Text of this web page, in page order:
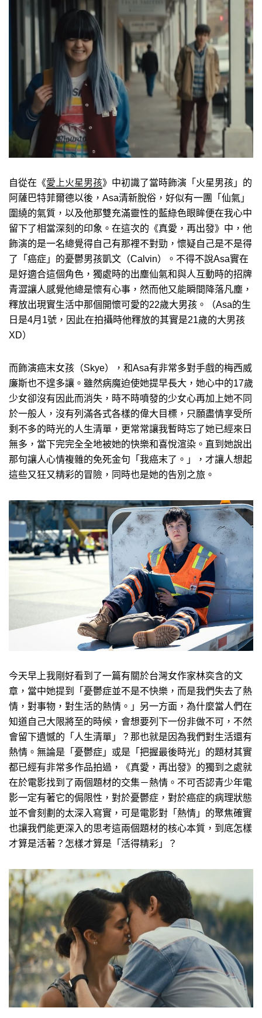
自從在《愛上火星男孩》中初識了當時飾演「火星男孩」的
阿薩巴特菲爾德以後，Asa清新脫俗，好似有一團「仙氣」
圍繞的氣質，以及他那雙充滿靈性的藍綠色眼眸便在我心中
留下了相當深刻的印象。在這次的《真愛，再出發》中，他
飾演的是一名總覺得自己有那裡不對勁，懷疑自己是不是得
了「癌症」的憂鬱男孩凱文（Calvin）。不得不說Asa實在
是好適合這個角色，獨處時的出塵仙氣和與人互動時的招牌
青澀讓人感覺他總是懷有心事，然而他又能瞬間降落凡塵，
釋放出現實生活中那個開懷可愛的22歲大男孩。（Asa的生
日是4月1號，因此在拍攝時他釋放的其實是21歲的大男孩
XD）
而飾演癌末女孩（Skye），和Asa有非常多對手戲的梅西威
廉斯也不遑多讓。雖然病魔迫使她提早長大，她心中的17歲
少女卻沒有因此而消失，時不時噴發的少女心再加上她不同
於一般人，沒有列滿各式各樣的偉大目標，只願盡情享受所
剩不多的時光的人生清單，更常常讓我暫時忘了她已經來日
無多，當下完完全全地被她的快樂和喜悅渲染。直到她說出
那句讓人心情複雜的免死金句「我癌末了。」，才讓人想起
這些又狂又精彩的冒險，同時也是她的告別之旅。
今天早上我剛好看到了一篇有關於台灣女作家林奕含的文
章，當中她提到「憂鬱症並不是不快樂，而是我們失去了熱
情，對事物，對生活的熱情。」另一方面，為什麼當人們在
知道自己大限將至的時候，會想要列下一份非做不可，不然
會留下遺憾的「人生清單」？那也就是因為我們對生活還有
熱情。無論是「憂鬱症」或是「把握最後時光」的題材其實
都已經有非常多作品拍過，《真愛，再出發》的獨到之處就
在於電影找到了兩個題材的交集－熱情。不可否認青少年電
影一定有著它的侷限性，對於憂鬱症，對於癌症的病理狀態
並不會刻劃的太深入寫實，可是電影對「熱情」的聚焦確實
也讓我們能更深入的思考這兩個題材的核心本質，到底怎樣
才算是活著？怎樣才算是「活得精彩」？